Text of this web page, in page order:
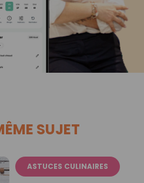
SUJET
ASTUCES CULINAIRES